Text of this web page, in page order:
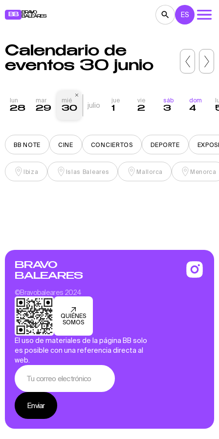
BB
BRAVO
BALEARES
CONCIERTOS TEATRO
EXPOSICIONES FESTIVALES DEPORTE
PARA NIÑOS BB NOTE
ES
Calendario de
eventos 30 junio
lun
28
mar
29
mié
30 julio
jue
1
vie
2
sáb
3
dom
4
BB NOTE CINE CONCIERTOS DEPORTE
Ibiza Islas Baleares Mallorca Menorca
BRAVO
BALEARES
©Bravobaleares 2024
QUIÉNES
SOMOS
El uso de materiales de la página BB solo
es posible con una referencia directa al
web.